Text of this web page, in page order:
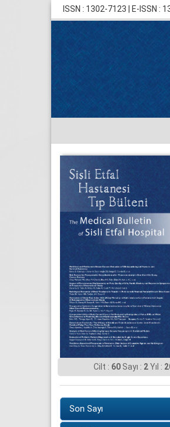
ISSN : 1302-7123 | E-ISSN :
Cilt : 60Sayı : 2Yıl :
Son Sayı